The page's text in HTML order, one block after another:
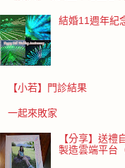
結婚11週年紀
【小若】門診結果
一起來敗家
【分享】送禮
製造雲端平台